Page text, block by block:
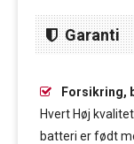
Garanti
Forsikring,
Hvert Høj kvalitet
batteri er født